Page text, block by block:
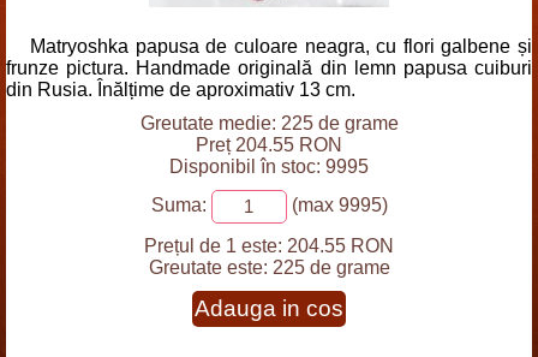
Matryoshka papusa de culoare neagra, cu flori galbene și
frunze pictura. Handmade originală din lemn papusa cuiburi
din Rusia. Înălțime de aproximativ 13 cm.
Greutate medie: 225 de grame
Preț 204.55 RON
Disponibil în stoc: 9995
Suma:
(max 9995)
Prețul de 1 este: 204.55 RON
Greutate este: 225 de grame
Adauga in cos